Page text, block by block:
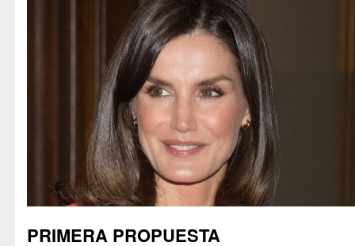
PRIMERA PROPUESTA